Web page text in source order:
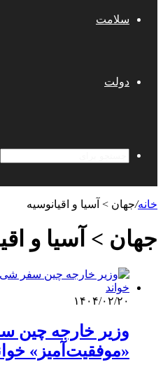
سلامت
دولت
خانه/جهان > آسیا و اقیانوسیه
جهان > آسیا و
۱۴۰۴/۰۲/۲۰
وزیر خارجه چین
«موفقیت‌آمیز»